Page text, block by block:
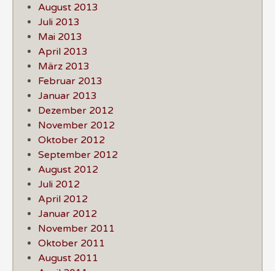
August 2013
Juli 2013
Mai 2013
April 2013
März 2013
Februar 2013
Januar 2013
Dezember 2012
November 2012
Oktober 2012
September 2012
August 2012
Juli 2012
April 2012
Januar 2012
November 2011
Oktober 2011
August 2011